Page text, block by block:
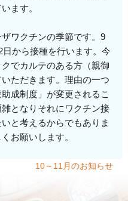
ます。
ワクチンの季節です。9
から接種を行います。今
でカルテのある方（親御
ただきます。理由の一つ
成制度」が変更されるこ
となりそれにワクチン接
と考えるからでもありま
お願いします。
10～11月のお知らせ